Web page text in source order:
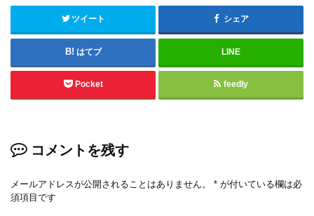
ツイート シェア
はてブ LINE
Pocket feedly
コメントを残す
メールアドレスが公開されることはありません。 * が付いている欄は必
須項目です